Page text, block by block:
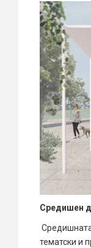
Средишен
тематски и